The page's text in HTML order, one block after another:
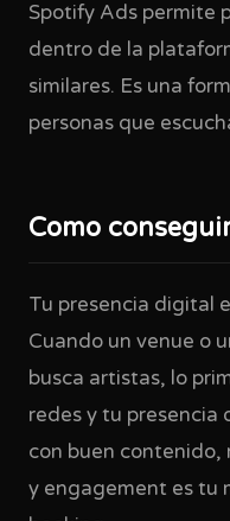
Spotify Ads permite
dentro de la
similares. Es una
personas que
Como
Tu presencia digital
Cuando un venue o
busca artistas, lo
redes y tu presencia
con buen contenido,
y engagement es tu